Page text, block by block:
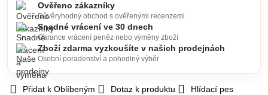
Přidat k Oblíbeným Dotaz k produktu
Hlídací pes
Ověřeno zákazníky
Důvěryhodný obchod s ověřenými recenzemi
Snadné vrácení ve 30 dnech
Garance vrácení peněz nebo výměny zboží
Zboží zdarma vyzkoušíte v našich prodejnách
Osobní poradenství a pohodlný výběr